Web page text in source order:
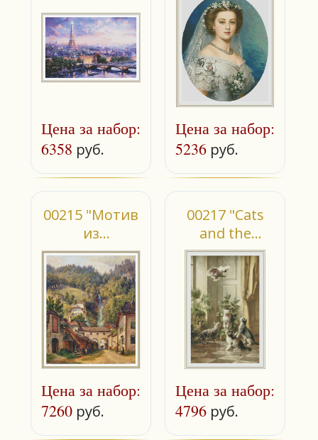
Цена за набор:
6358 руб.
Цена за набор:
5236 руб.
00215 "Мотив
из
Гальштата"
Цена за набор:
7260 руб.
00217 "Cats
and the
cockatoo"
Цена за набор:
4796 руб.